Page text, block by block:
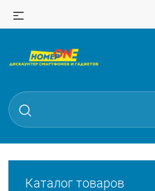
Каталог товаров
Для клиентов всех банков
Разбейте
без переплат